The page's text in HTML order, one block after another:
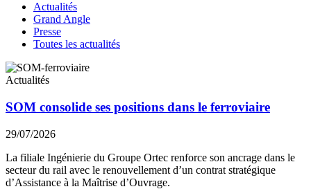
Actualités
Grand Angle
Presse
Toutes les actualités
Actualités
SOM consolide ses positions dans le ferroviaire
29/07/2026
La filiale Ingénierie du Groupe Ortec renforce son ancrage dans le
secteur du rail avec le renouvellement d’un contrat stratégique
d’Assistance à la Maîtrise d’Ouvrage.